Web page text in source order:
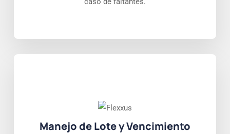
Manejo de Lote y Vencimiento